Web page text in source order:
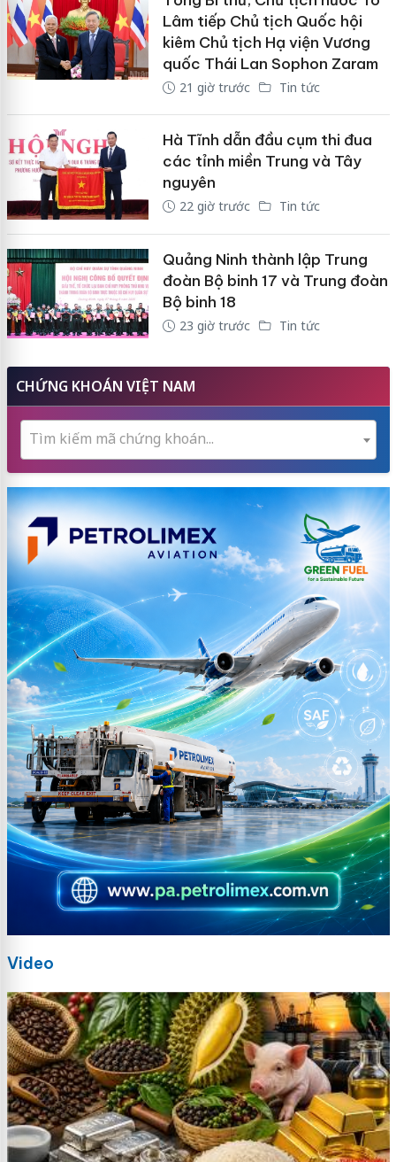
Lâm tiếp Chủ tịch Quốc hội
kiêm Chủ tịch Hạ viện Vương
quốc Thái Lan Sophon Zaram
21 giờ trước Tin tức
Hà Tĩnh dẫn đầu cụm thi đua
các tỉnh miền Trung và Tây
nguyên
22 giờ trước Tin tức
Quảng Ninh thành lập Trung
đoàn Bộ binh 17 và Trung đoàn
Bộ binh 18
23 giờ trước Tin tức
CHỨNG KHOÁN VIỆT NAM
Tìm kiếm mã chứng khoán...
Video